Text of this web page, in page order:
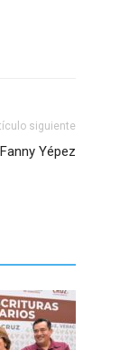
siguiente
Yépez